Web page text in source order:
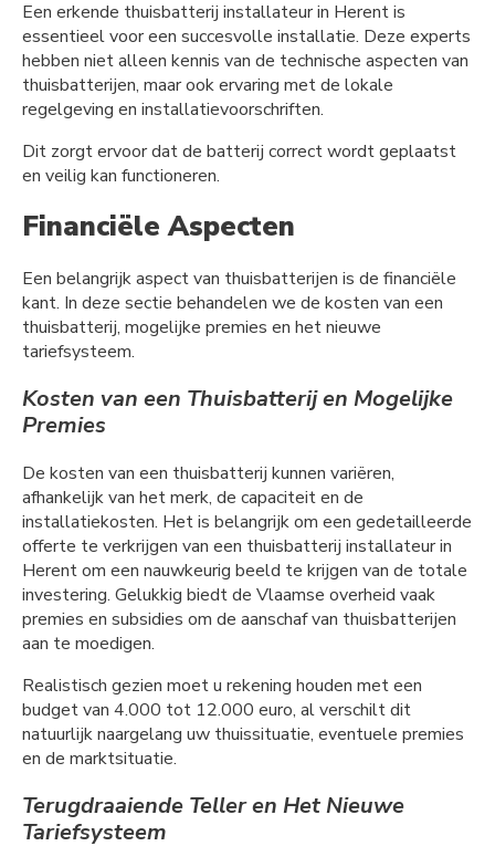
Een erkende thuisbatterij installateur in Herent is
essentieel voor een succesvolle installatie. Deze experts
hebben niet alleen kennis van de technische aspecten van
thuisbatterijen, maar ook ervaring met de lokale
regelgeving en installatievoorschriften.
Dit zorgt ervoor dat de batterij correct wordt geplaatst
en veilig kan functioneren.
Financiële Aspecten
Een belangrijk aspect van thuisbatterijen is de financiële
kant. In deze sectie behandelen we de kosten van een
thuisbatterij, mogelijke premies en het nieuwe
tariefsysteem.
Kosten van een Thuisbatterij en Mogelijke
Premies
De kosten van een thuisbatterij kunnen variëren,
afhankelijk van het merk, de capaciteit en de
installatiekosten. Het is belangrijk om een gedetailleerde
offerte te verkrijgen van een thuisbatterij installateur in
Herent om een nauwkeurig beeld te krijgen van de totale
investering. Gelukkig biedt de Vlaamse overheid vaak
premies en subsidies om de aanschaf van thuisbatterijen
aan te moedigen.
Realistisch gezien moet u rekening houden met een
budget van 4.000 tot 12.000 euro, al verschilt dit
natuurlijk naargelang uw thuissituatie, eventuele premies
en de marktsituatie.
Terugdraaiende Teller en Het Nieuwe
Tariefsysteem